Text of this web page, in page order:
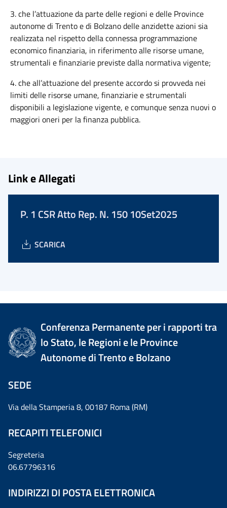
3. che l’attuazione da parte delle regioni e delle Province
autonome di Trento e di Bolzano delle anzidette azioni sia
realizzata nel rispetto della connessa programmazione
economico finanziaria, in riferimento alle risorse umane,
strumentali e finanziarie previste dalla normativa vigente;
4. che all’attuazione del presente accordo si provveda nei
limiti delle risorse umane, finanziarie e strumentali
disponibili a legislazione vigente, e comunque senza nuovi o
maggiori oneri per la finanza pubblica.
Link e Allegati
P. 1 CSR Atto Rep. N. 150 10Set2025
SCARICA
Conferenza Permanente per i rapporti tra
lo Stato, le Regioni e le Province
Autonome di Trento e Bolzano
SEDE
Via della Stamperia 8, 00187 Roma (RM)
RECAPITI TELEFONICI
Segreteria
06.67796316
INDIRIZZI DI POSTA ELETTRONICA